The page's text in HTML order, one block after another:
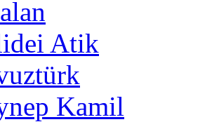
Atik
Kamil